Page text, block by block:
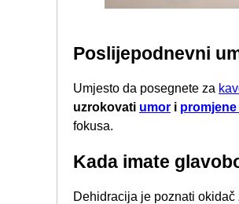
Poslijepodnevni
Umjesto da posegnete za
uzrokovati umor i
fokusa.
Kada imate
Dehidracija je poznati okidač